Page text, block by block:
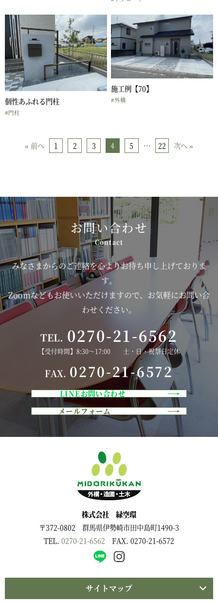
個性あふれる門柱
#門柱
施工例【70】
#外構
« 前へ 1 2 3 4 5 … 22 次へ »
お問い合わせ
みなさまからのご連絡を心よりお待ち申し上げておりま
す。
Zoomなどもお使いいただけますので、お気軽にお問い合
わせください。
TEL. 0270-21-6562
【受付時間】8:30～17:00 土・日・祝祭日定休
FAX. 0270-21-6572
LINEお問い合わせ
メールフォーム
株式会社 緑空環
〒372-0802 群馬県伊勢崎市田中島町1490-3
TEL. 0270-21-6562 FAX. 0270-21-6572
サイトマップ